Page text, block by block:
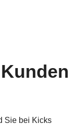
Sie bei Kicks